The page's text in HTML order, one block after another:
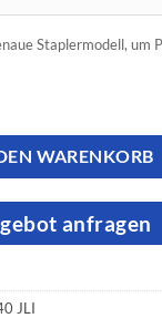
Staplermodell, um
WARENKORB
anfragen
JLI